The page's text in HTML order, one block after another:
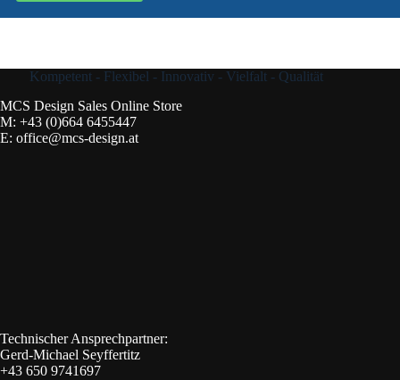
Kompetent - Flexibel - Innovativ - Vielfalt - Qualität
MCS Design Sales Online Store
M: +43 (0)664 6455447
E: office@mcs-design.at
Technischer Ansprechpartner:
Gerd-Michael Seyffertitz
+43 650 9741697